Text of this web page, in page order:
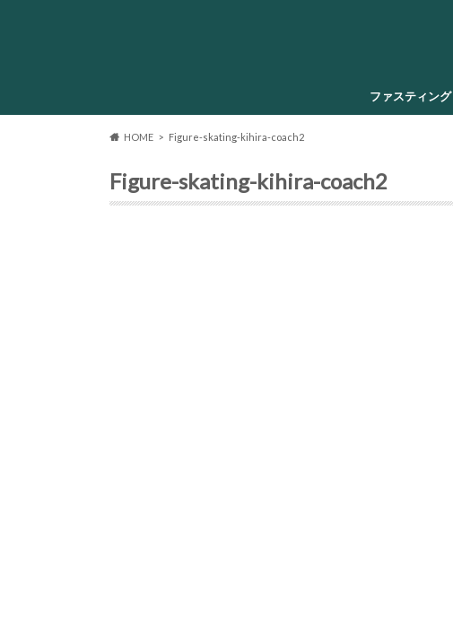
ファスティング
HOME Figure-skating-kihira-coach2
Figure-skating-kihira-coach2